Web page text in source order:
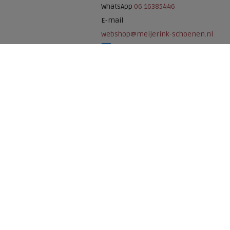
WhatsApp 06 16385446
E-mail
webshop@meijerink-schoenen.nl